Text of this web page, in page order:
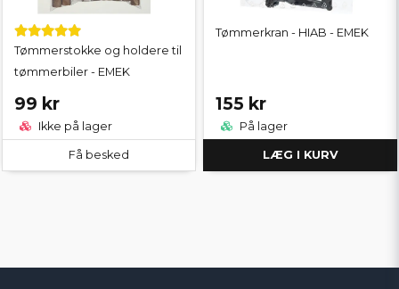
Tømmerstokke og holdere til
tømmerbiler - EMEK
99 kr
Ikke på lager
Få besked
Tømmerkran - HIAB - EMEK
155 kr
På lager
LÆG I KURV